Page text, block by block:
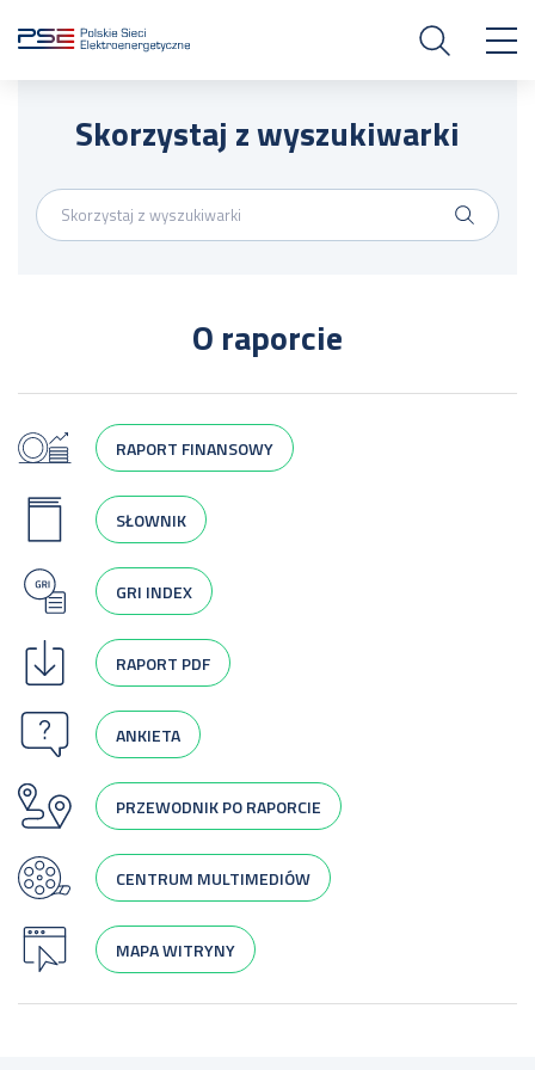
Skorzystaj z wyszukiwarki
O raporcie
RAPORT FINANSOWY
SŁOWNIK
GRI INDEX
RAPORT PDF
ANKIETA
PRZEWODNIK PO RAPORCIE
CENTRUM MULTIMEDIÓW
MAPA WITRYNY